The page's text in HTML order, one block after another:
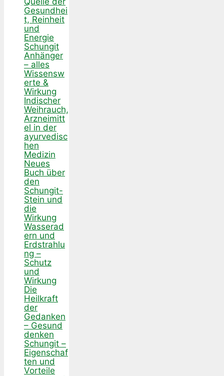
Gesundhei
t, Reinheit
und
Energie
Schungit
Anhänger
– alles
Wissensw
erte &
Wirkung
Indischer
Weihrauch,
Arzneimitt
el in der
ayurvedisc
hen
Medizin
Neues
Buch über
den
Schungit-
Stein und
die
Wirkung
Wasserad
ern und
Erdstrahlu
ng –
Schutz
und
Wirkung
Die
Heilkraft
der
Gedanken
– Gesund
denken
Schungit –
Eigenschaf
ten und
Vorteile